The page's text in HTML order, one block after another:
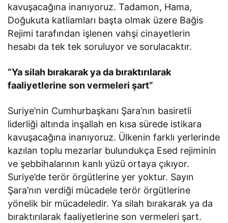
kavuşacağına inanıyoruz. Tadamon, Hama,
Doğukuta katliamları başta olmak üzere Bağis
Rejimi tarafından işlenen vahşi cinayetlerin
hesabı da tek tek soruluyor ve sorulacaktır.
“Ya silah bırakarak ya da bıraktırılarak
faaliyetlerine son vermeleri şart”
Suriye’nin Cumhurbaşkanı Şara’nın basiretli
liderliği altında inşallah en kısa sürede istikara
kavuşacağına inanıyoruz. Ülkenin farklı yerlerinde
kazılan toplu mezarlar bulundukça Esed rejiminin
ve şebbihalarının kanlı yüzü ortaya çıkıyor.
Suriye’de terör örgütlerine yer yoktur. Sayın
Şara’nın verdiği mücadele terör örgütlerine
yönelik bir mücadeledir. Ya silah bırakarak ya da
bıraktırılarak faaliyetlerine son vermeleri şart.